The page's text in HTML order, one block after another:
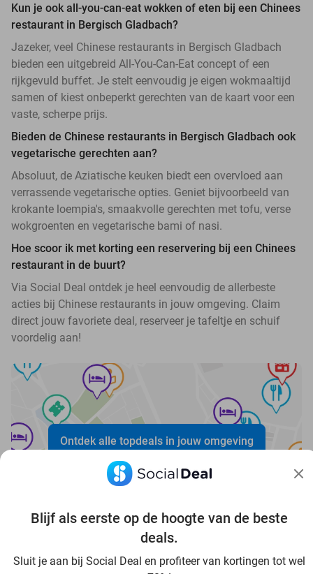
Blijf als eerste op de hoogte van de beste
deals.
Sluit je aan bij Social Deal en profiteer van kortingen tot wel
Kun je ook all-you-can-eat wokken of eten bij een Chinees
restaurant in Bergisch Gladbach?
Jazeker, veel Chinese restaurants in Bergisch Gladbach
bieden een uitgebreid All-You-Can-Eat concept of een
rijkgevuld buffet. Je stelt eenvoudig je eigen wokmaaltijd
samen of kiest onbeperkt gerechten van de kaart voor een
vaste, scherpe prijs.
Bieden de Chinese restaurants in Bergisch Gladbach ook
vegetarische gerechten aan?
Absoluut, de Aziatische keuken biedt een overvloed aan
verrassende vegetarische opties. Geniet bijvoorbeeld van
krokante loempia's, smaakvolle gerechten met tofu, verse
wokgroenten en vegetarische bami of nasi.
Hoe scoor ik met korting een reservering bij een Chinees
restaurant in de buurt?
Via Social Deal ontdek je heel eenvoudig de allerbeste
acties bij Chinese restaurants in jouw omgeving. Claim
direct jouw favoriete deal, reserveer je tafeltje en schuif
voordelig aan!
Ontdek alle topdeals in jouw omgeving
Voordelig genieten in Bergisch Gladbach: haal deal-